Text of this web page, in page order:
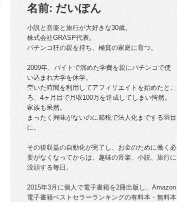
名前: だいぽん
小説と音楽と旅行が大好きな30歳。
株式会社GRASP代表。
パチンコ狂の親を持ち、極貧の家庭に育つ。
2009年、バイトで溜めた学費を親にパチンコで使
い込まれ大学を休学。
空いた時間を利用してアフィリエイトを始めたとこ
ろ、4ヶ月目で月収100万を達成してしまい愕然。
家族も呆然。
まったく興味がないのに節税で法人化までする羽目
に。
その後収益の自動化が完了し、お金のために働く必
要がなくなってからは、趣味の音楽、小説、旅行に
没頭する毎日。
2015年3月に個人で電子書籍を2冊出版し、Amazon
電子書籍ベストセラーランキングの有料本・無料本